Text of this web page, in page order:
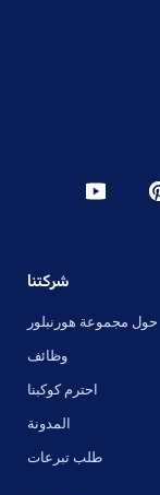
شركتنا
حول مجموعة هورنبلور
وظائف
احترم كوكبنا
المدونة
طلب تبرعات